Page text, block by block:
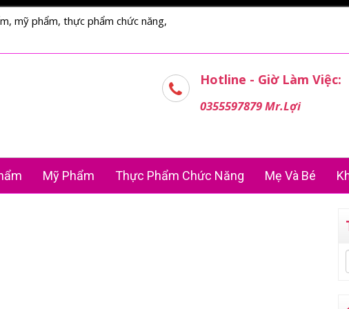
mỹ phẩm, thực phẩm chức năng,
Hotline - Giờ Làm Việc:
0355597879 Mr.Lợi
Mỹ Phẩm Thực Phẩm Chức Năng Mẹ Và Bé